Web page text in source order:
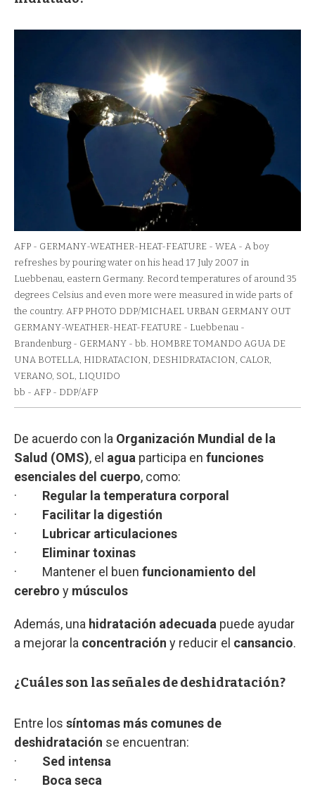
AFP - GERMANY-WEATHER-HEAT-FEATURE - WEA - A boy
refreshes by pouring water on his head 17 July 2007 in
Luebbenau, eastern Germany. Record temperatures of around 35
degrees Celsius and even more were measured in wide parts of
the country. AFP PHOTO DDP/MICHAEL URBAN GERMANY OUT
GERMANY-WEATHER-HEAT-FEATURE - Luebbenau -
Brandenburg - GERMANY - bb. HOMBRE TOMANDO AGUA DE
UNA BOTELLA, HIDRATACION, DESHIDRATACION, CALOR,
VERANO, SOL, LIQUIDO
bb - AFP - DDP/AFP
De acuerdo con la Organización Mundial de la
Salud (OMS), el agua participa en funciones
esenciales del cuerpo, como:
· Regular la temperatura corporal
· Facilitar la digestión
· Lubricar articulaciones
· Eliminar toxinas
· Mantener el buen funcionamiento del
cerebro y músculos
Además, una hidratación adecuada puede ayudar
a mejorar la concentración y reducir el cansancio.
¿Cuáles son las señales de deshidratación?
Entre los síntomas más comunes de
deshidratación se encuentran:
· Sed intensa
· Boca seca